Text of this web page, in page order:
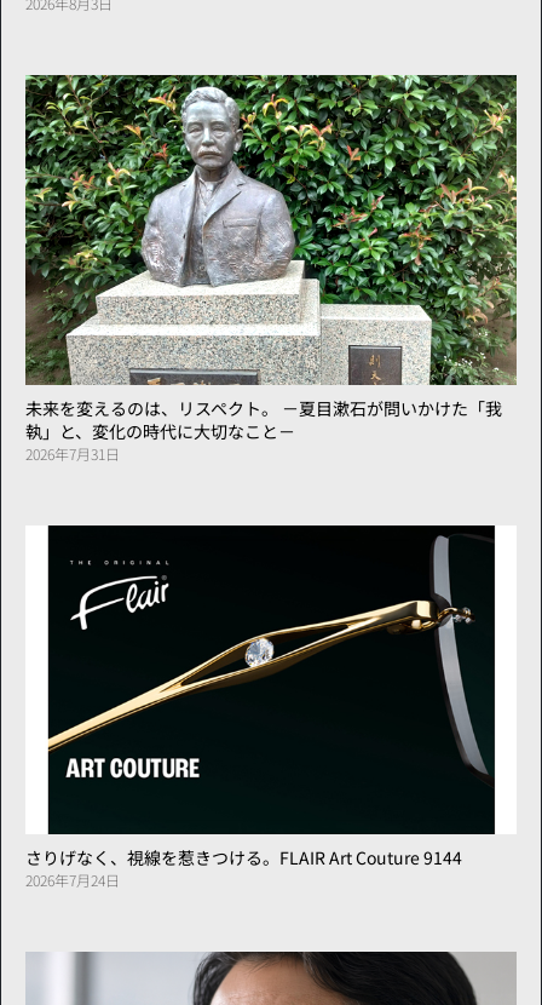
未来を変えるのは、リスペクト。 －夏目漱石が問いかけた「我
執」と、変化の時代に大切なこと－
2026年7月31日
さりげなく、視線を惹きつける。FLAIR Art Couture 9144
2026年7月24日